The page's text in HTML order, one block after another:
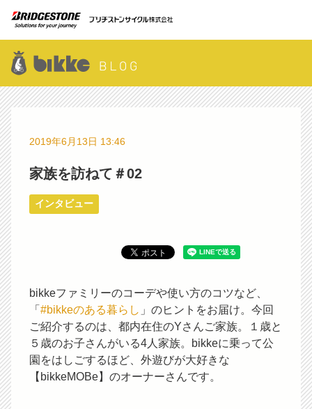
2019年6月13日 13:46
家族を訪ねて＃02
インタビュー
bikkeファミリーのコーデや使い方のコツなど、
「 #bikkeのある暮らし 」のヒントをお届け。今回
ご紹介するのは、都内在住のYさんご家族。１歳と
５歳のお子さんがいる4人家族。bikkeに乗って公
園をはしごするほど、外遊びが大好きな
【bikkeMOBe】のオーナーさんです。